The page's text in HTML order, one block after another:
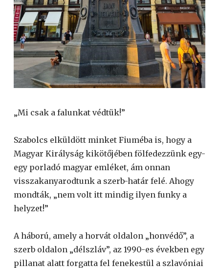
„Mi csak a falunkat védtük!”
Szabolcs elküldött minket Fiuméba is, hogy a
Magyar Királyság kikötőjében fölfedezzünk egy-
egy porladó magyar emléket, ám onnan
visszakanyarodtunk a szerb-határ felé. Ahogy
mondták, „nem volt itt mindig ilyen funky a
helyzet!”
A háború, amely a horvát oldalon „honvédő”, a
szerb oldalon „délszláv”, az 1990-es években egy
pillanat alatt forgatta fel fenekestül a szlavóniai